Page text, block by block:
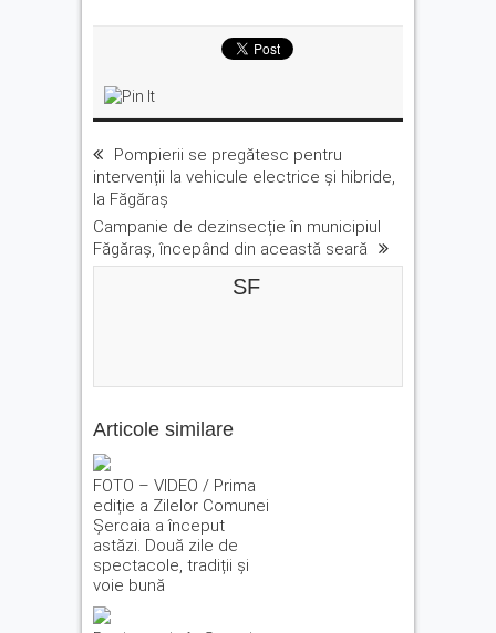
Pompierii se pregătesc pentru
intervenții la vehicule electrice și hibride,
la Făgăraș
Campanie de dezinsecție în municipiul
Făgăraș, începând din această seară
SF
Articole similare
FOTO – VIDEO / Prima
ediție a Zilelor Comunei
Șercaia a început
astăzi. Două zile de
spectacole, tradiții și
voie bună